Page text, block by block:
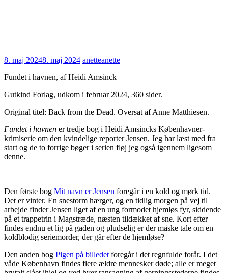
8. maj 20248. maj 2024 anetteanette
Fundet i havnen, af Heidi Amsinck
Gutkind Forlag, udkom i februar 2024, 360 sider.
Original titel: Back from the Dead. Oversat af Anne Matthiesen.
Fundet i havnen er tredje bog i Heidi Amsincks Københavner-
krimiserie om den kvindelige reporter Jensen. Jeg har læst med fra
start og de to forrige bøger i serien fløj jeg også igennem ligesom
denne.
Den første bog Mit navn er Jensen foregår i en kold og mørk tid.
Det er vinter. En snestorm hærger, og en tidlig morgen på vej til
arbejde finder Jensen liget af en ung formodet hjemløs fyr, siddende
på et trappetrin i Magstræde, næsten tildækket af sne. Kort efter
findes endnu et lig på gaden og pludselig er der måske tale om en
koldblodig seriemorder, der går efter de hjemløse?
Den anden bog Pigen på billedet foregår i det regnfulde forår. I det
våde København findes flere ældre mennesker døde; alle er meget